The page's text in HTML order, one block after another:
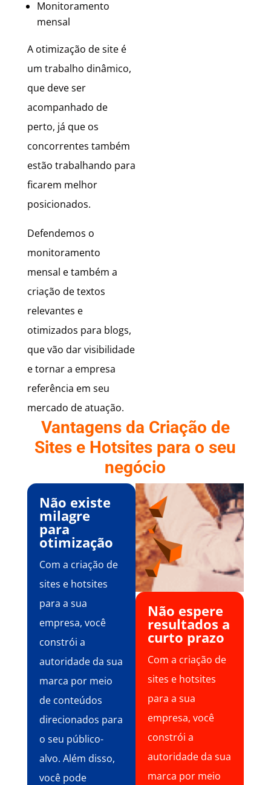
Monitoramento
mensal
A otimização de site é
um trabalho dinâmico,
que deve ser
acompanhado de
perto, já que os
concorrentes também
estão trabalhando para
ficarem melhor
posicionados.
Defendemos o
monitoramento
mensal e também a
criação de textos
relevantes e
otimizados para blogs,
que vão dar visibilidade
e tornar a empresa
referência em seu
mercado de atuação.
Vantagens da Criação de
Sites e Hotsites para o seu
negócio
Não existe
milagre
para
otimização
Com a criação de
sites e hotsites
para a sua
empresa, você
constrói a
autoridade da sua
marca por meio
de conteúdos
direcionados para
o seu público-
alvo. Além disso,
você pode
Não espere
resultados a
curto prazo
Com a criação de
sites e hotsites
para a sua
empresa, você
constrói a
autoridade da sua
marca por meio